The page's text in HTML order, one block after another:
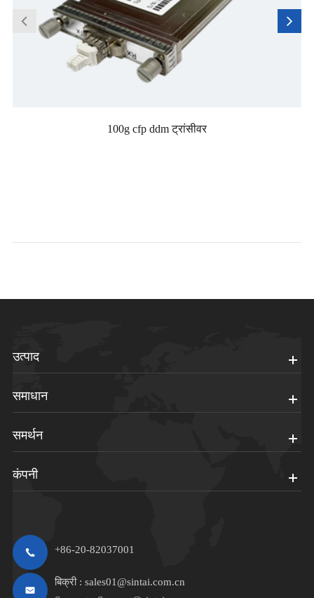
100g cfp ddm ट्रांसीवर
उत्पाद
समाधान
समर्थन
कंपनी
+86-20-82037001
बिक्री : sales01@sintai.com.cn